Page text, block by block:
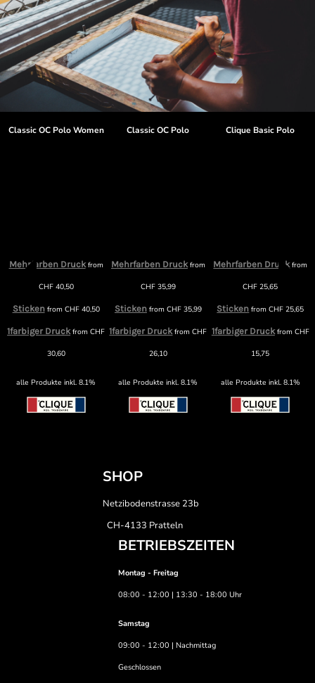
Classic OC Polo Women
Mehrfarben Druckfrom
CHF40,50
Stickenfrom CHF40,50
1farbiger DruckfromCHF
30,60
alle Produkte inkl. 8.1%
Classic OC Polo
Mehrfarben Druckfrom
CHF35,99
Stickenfrom CHF35,99
1farbiger DruckfromCHF
26,10
alle Produkte inkl. 8.1%
Clique Basic Polo
Mehrfarben Druckfrom
CHF 25,65
Sticken fromCHF 25,65
1farbiger Druckfrom CHF
15,75
alle Produkte inkl. 8.1%
SHOP
Netzibodenstrasse 23b
CH-4133 Pratteln
BETRIEBSZEITEN
Montag - Freitag
08:00 - 12:00 | 13:30 - 18:00 Uhr
Samstag
09:00 - 12:00 | Nachmittag
Geschlossen